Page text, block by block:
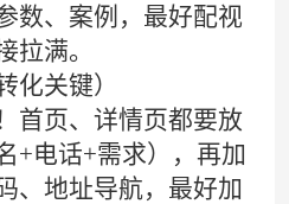
数、案例，最好配视
拉满。
化关键）
首页、详情页都要放
+电话+需求），再加
、地址导航，最好加